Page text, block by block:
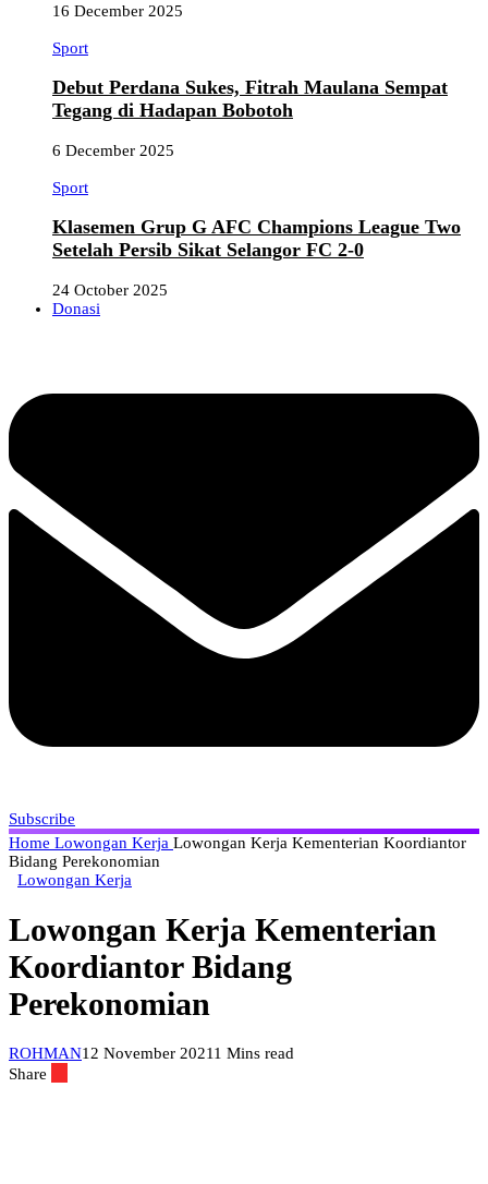
16 December 2025
Sport
Debut Perdana Sukes, Fitrah Maulana Sempat
Tegang di Hadapan Bobotoh
6 December 2025
Sport
Klasemen Grup G AFC Champions League Two
Setelah Persib Sikat Selangor FC 2-0
24 October 2025
Donasi
Subscribe
Home Lowongan Kerja Lowongan Kerja Kementerian Koordiantor
Bidang Perekonomian
Lowongan Kerja
Lowongan Kerja Kementerian
Koordiantor Bidang
Perekonomian
ROHMAN12 November 20211 Mins read
Share